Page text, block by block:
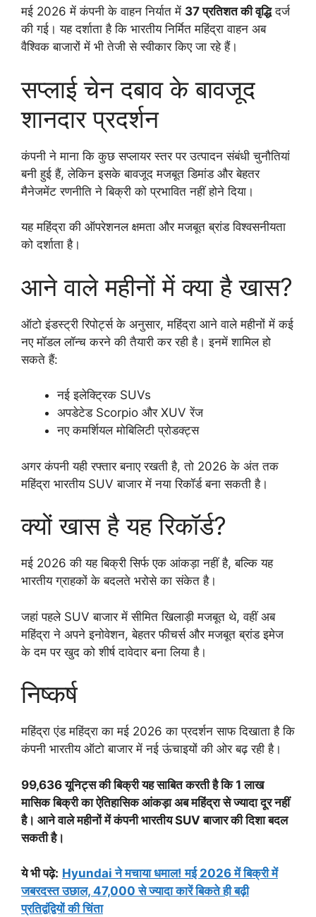
मई 2026 में कंपनी के वाहन निर्यात में 37 प्रतिशत की वृद्धिदर्ज
की गई। यह दर्शाता है कि भारतीय निर्मित महिंद्रा वाहन अब
वैश्विक बाजारों में भी तेजी से स्वीकार किए जा रहे हैं।
सप्लाई चेन दबाव के बावजूद
शानदार प्रदर्शन
कंपनी ने माना कि कुछ सप्लायर स्तर पर उत्पादन संबंधी चुनौतियां
बनी हुई हैं, लेकिन इसके बावजूद मजबूत डिमांड और बेहतर
मैनेजमेंट रणनीति ने बिक्री को प्रभावित नहीं होने दिया।
यह महिंद्रा की ऑपरेशनल क्षमता और मजबूत ब्रांड विश्वसनीयता
को दर्शाता है।
आने वाले महीनों में क्या है खास?
ऑटो इंडस्ट्री रिपोर्ट्स के अनुसार, महिंद्रा आने वाले महीनों में कई
नए मॉडल लॉन्च करने की तैयारी कर रही है। इनमें शामिल हो
सकते हैं:
नई इलेक्ट्रिक SUVs
अपडेटेड Scorpio और XUV रेंज
नए कमर्शियल मोबिलिटी प्रोडक्ट्स
अगर कंपनी यही रफ्तार बनाए रखती है, तो 2026 के अंत तक
महिंद्रा भारतीय SUV बाजार में नया रिकॉर्ड बना सकती है।
क्यों खास है यह रिकॉर्ड?
मई 2026 की यह बिक्री सिर्फ एक आंकड़ा नहीं है, बल्कि यह
भारतीय ग्राहकों के बदलते भरोसे का संकेत है।
जहां पहले SUV बाजार में सीमित खिलाड़ी मजबूत थे, वहीं अब
महिंद्रा ने अपने इनोवेशन, बेहतर फीचर्स और मजबूत ब्रांड इमेज
के दम पर खुद को शीर्ष दावेदार बना लिया है।
निष्कर्ष
महिंद्रा एंड महिंद्रा का मई 2026 का प्रदर्शन साफ दिखाता है कि
कंपनी भारतीय ऑटो बाजार में नई ऊंचाइयों की ओर बढ़ रही है।
99,636 यूनिट्स की बिक्री यह साबित करती है कि 1 लाख
मासिक बिक्री का ऐतिहासिक आंकड़ा अब महिंद्रा से ज्यादा दूर नहीं
है। आने वाले महीनों में कंपनी भारतीय SUV बाजार की दिशा बदल
सकती है।
ये भी पढ़े: Hyundai ने मचाया धमाल! मई 2026 में बिक्री में
जबरदस्त उछाल, 47,000 से ज्यादा कारें बिकते ही बढ़ी
प्रतिद्वंद्वियों की चिंता